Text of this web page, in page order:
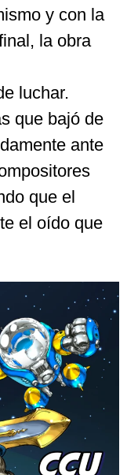
y con la
la obra
luchar.
que bajó de
ante
que el
el oído que